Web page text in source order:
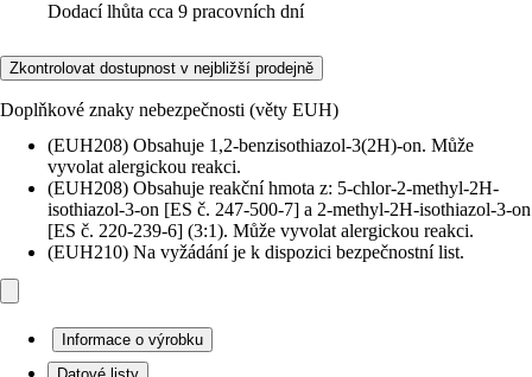
Dodací lhůta cca 9 pracovních dní
Zkontrolovat dostupnost v nejbližší prodejně
Doplňkové znaky nebezpečnosti (věty EUH)
(EUH208) Obsahuje 1,2-benzisothiazol-3(2H)-on. Může
vyvolat alergickou reakci.
(EUH208) Obsahuje reakční hmota z: 5-chlor-2-methyl-2H-
isothiazol-3-on [ES č. 247-500-7] a 2-methyl-2H-isothiazol-3-on
[ES č. 220-239-6] (3:1). Může vyvolat alergickou reakci.
(EUH210) Na vyžádání je k dispozici bezpečnostní list.
Informace o výrobku